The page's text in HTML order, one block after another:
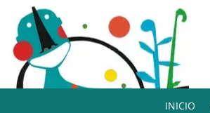
INICIO